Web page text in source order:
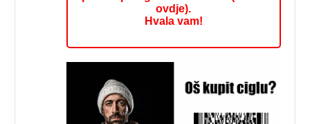
ovdje).
Hvala vam!